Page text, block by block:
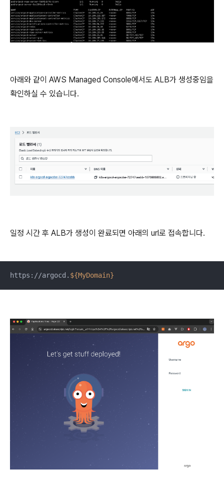
아래와 같이 AWS Managed Console에서도 ALB가 생성중임을
확인하실 수 있습니다.
일정 시간 후 ALB가 생성이 완료되면 아래의 url로 접속합니다.
https://argocd. ${MyDomain}